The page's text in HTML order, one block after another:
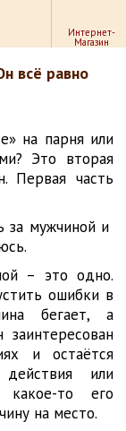
Интернет-
Магазин
всё равно
на парня или
Это вторая
Первая часть
за мужчиной и
– это одно.
ошибки в
бегает, а
и остаётся
или
какое-то его
на место.